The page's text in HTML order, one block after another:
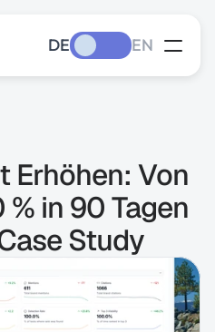
DE EN
Erhöhen: Von
% in 90 Tagen
Study